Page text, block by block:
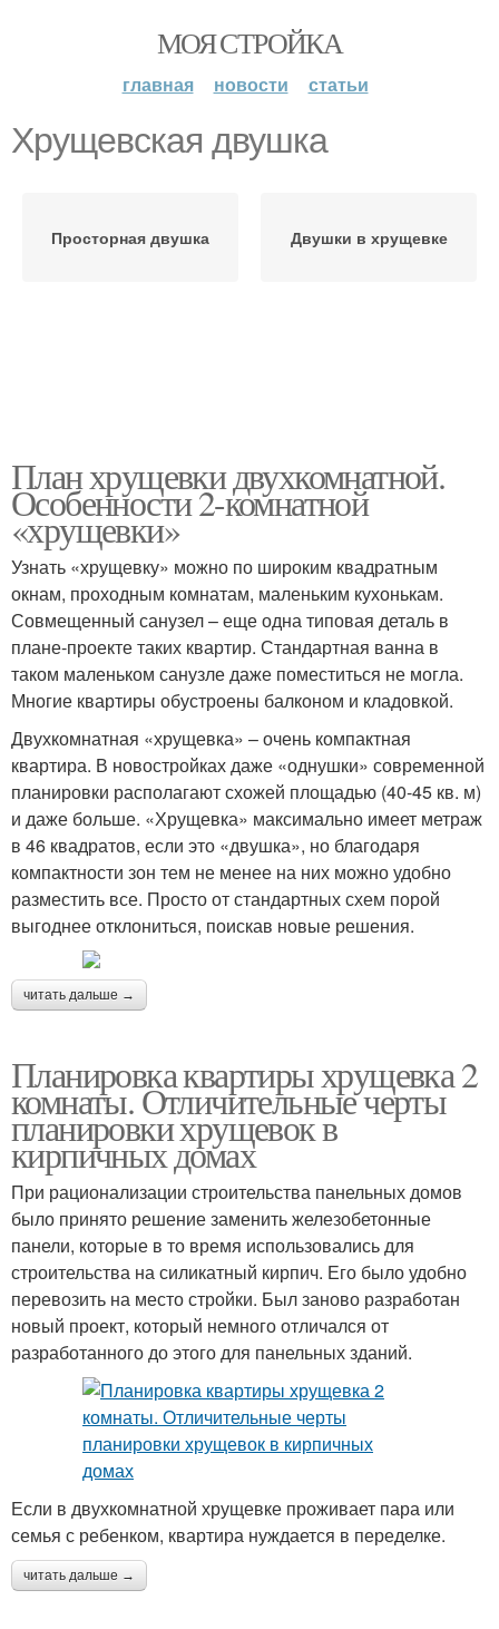
МОЯ СТРОЙКА
главная новости статьи
Хрущевская двушка
Просторная двушка Двушки в хрущевке
План хрущевки двухкомнатной.
Особенности 2-комнатной
«хрущевки»
Узнать «хрущевку» можно по широким квадратным
окнам, проходным комнатам, маленьким кухонькам.
Совмещенный санузел – еще одна типовая деталь в
плане-проекте таких квартир. Стандартная ванна в
таком маленьком санузле даже поместиться не могла.
Многие квартиры обустроены балконом и кладовкой.
Двухкомнатная «хрущевка» – очень компактная
квартира. В новостройках даже «однушки» современной
планировки располагают схожей площадью (40-45 кв. м)
и даже больше. «Хрущевка» максимально имеет метраж
в 46 квадратов, если это «двушка», но благодаря
компактности зон тем не менее на них можно удобно
разместить все. Просто от стандартных схем порой
выгоднее отклониться, поискав новые решения.
читать дальше →
Планировка квартиры хрущевка 2
комнаты. Отличительные черты
планировки хрущевок в
кирпичных домах
При рационализации строительства панельных домов
было принято решение заменить железобетонные
панели, которые в то время использовались для
строительства на силикатный кирпич. Его было удобно
перевозить на место стройки. Был заново разработан
новый проект, который немного отличался от
разработанного до этого для панельных зданий.
Если в двухкомнатной хрущевке проживает пара или
семья с ребенком, квартира нуждается в переделке.
читать дальше →